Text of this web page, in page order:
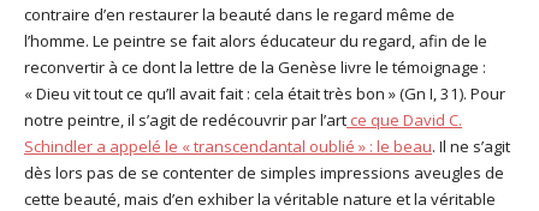
contraire d’en restaurer la beauté dans le regard même de
l’homme. Le peintre se fait alors éducateur du regard, afin de le
reconvertir à ce dont la lettre de la Genèse livre le témoignage :
« Dieu vit tout ce qu’Il avait fait : cela était très bon » (Gn I, 31). Pour
notre peintre, il s’agit de redécouvrir par l’art ce que David C.
Schindler a appelé le « transcendantal oublié » : le beau. Il ne s’agit
dès lors pas de se contenter de simples impressions aveugles de
cette beauté, mais d’en exhiber la véritable nature et la véritable